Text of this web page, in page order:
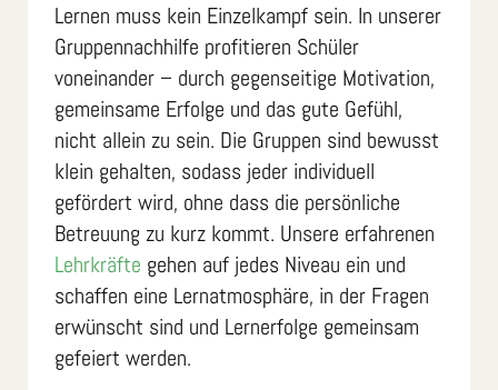
Lernen muss kein Einzelkampf sein. In unserer
Gruppennachhilfe profitieren Schüler
voneinander – durch gegenseitige Motivation,
gemeinsame Erfolge und das gute Gefühl,
nicht allein zu sein. Die Gruppen sind bewusst
klein gehalten, sodass jeder individuell
gefördert wird, ohne dass die persönliche
Betreuung zu kurz kommt. Unsere erfahrenen
Lehrkräfte gehen auf jedes Niveau ein und
schaffen eine Lernatmosphäre, in der Fragen
erwünscht sind und Lernerfolge gemeinsam
gefeiert werden.